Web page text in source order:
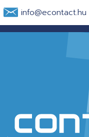
info@econtact.hu